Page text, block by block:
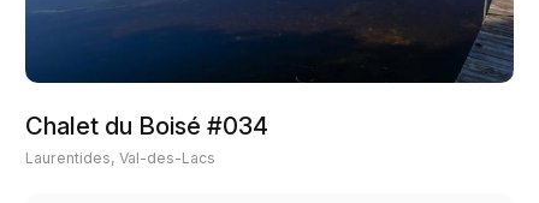
Chalet du Boisé #034
Laurentides, Val-des-Lacs